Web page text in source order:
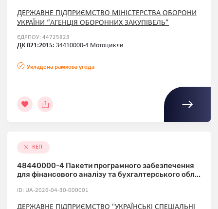
ДЕРЖАВНЕ ПІДПРИЄМСТВО МІНІСТЕРСТВА ОБОРОНИ
УКРАЇНИ “АГЕНЦІЯ ОБОРОННИХ ЗАКУПІВЕЛЬ”
ЄДРПОУ: 44725823
ДК 021:2015: 34410000-4 Мотоцикли
Укладена рамкова угода
КЕП
48440000-4 Пакети програмного забезпечення
для фінансового аналізу та бухгалтерського обл...
ID: UA-2026-04-30-000001
ДЕРЖАВНЕ ПІДПРИЄМСТВО "УКРАЇНСЬКІ СПЕЦІАЛЬНІ